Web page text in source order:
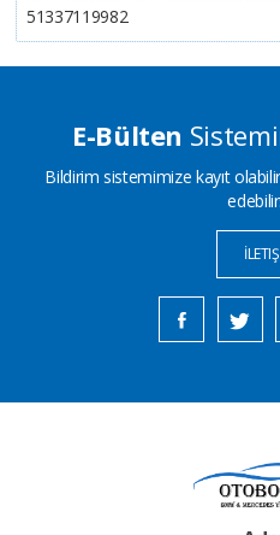
51337119982
E-Bülten
Bildirim sistemimize kayıt